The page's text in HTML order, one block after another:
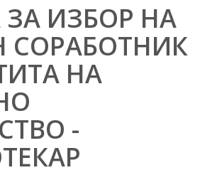
ИЗБОР НА
СОРАБОТНИК
НА
-